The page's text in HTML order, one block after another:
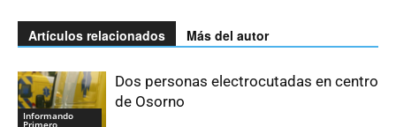
Artículos relacionados Más del autor
Informando
Primero
Dos personas electrocutadas en centro
de Osorno